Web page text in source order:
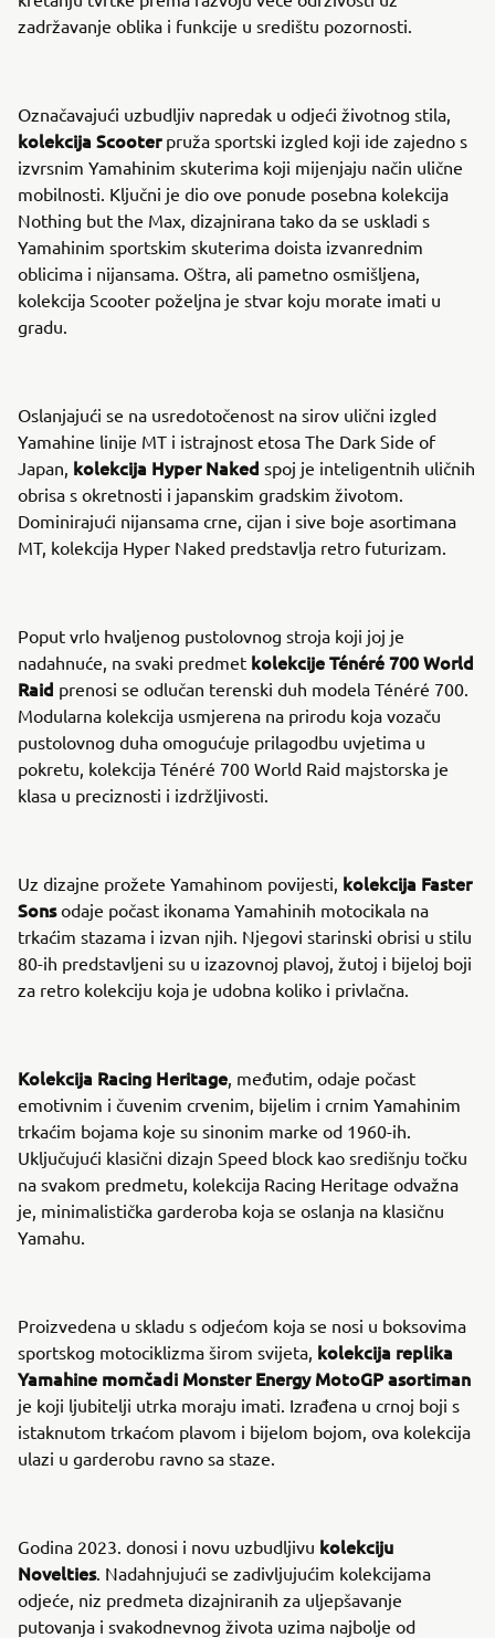
zadržavanje oblika i funkcije u središtu pozornosti.
Označavajući uzbudljiv napredak u odjeći životnog stila,
kolekcija Scooterpruža sportski izgled koji ide zajedno s
izvrsnim Yamahinim skuterima koji mijenjaju način ulične
mobilnosti. Ključni je dio ove ponude posebna kolekcija
Nothing but the Max, dizajnirana tako da se uskladi s
Yamahinim sportskim skuterima doista izvanrednim
oblicima i nijansama. Oštra, ali pametno osmišljena,
kolekcija Scooter poželjna je stvar koju morate imati u
gradu.
Oslanjajući se na usredotočenost na sirov ulični izgled
Yamahine linije MT i istrajnost etosa The Dark Side of
Japan, kolekcija Hyper Naked spoj je inteligentnih uličnih
obrisa s okretnosti i japanskim gradskim životom.
Dominirajući nijansama crne, cijan i sive boje asortimana
MT, kolekcija Hyper Naked predstavlja retro futurizam.
Poput vrlo hvaljenog pustolovnog stroja koji joj je
nadahnuće, na svaki predmet kolekcije Ténéré 700 World
Raid prenosi se odlučan terenski duh modela Ténéré 700.
Modularna kolekcija usmjerena na prirodu koja vozaču
pustolovnog duha omogućuje prilagodbu uvjetima u
pokretu, kolekcija Ténéré 700 World Raid majstorska je
klasa u preciznosti i izdržljivosti.
Uz dizajne prožete Yamahinom povijesti, kolekcija Faster
Sonsodaje počast ikonama Yamahinih motocikala na
trkaćim stazama i izvan njih. Njegovi starinski obrisi u stilu
80-ih predstavljeni su u izazovnoj plavoj, žutoj i bijeloj boji
za retro kolekciju koja je udobna koliko i privlačna.
Kolekcija Racing Heritage , međutim, odaje počast
emotivnim i čuvenim crvenim, bijelim i crnim Yamahinim
trkaćim bojama koje su sinonim marke od 1960-ih.
Uključujući klasični dizajn Speed block kao središnju točku
na svakom predmetu, kolekcija Racing Heritage odvažna
je, minimalistička garderoba koja se oslanja na klasičnu
Yamahu.
Proizvedena u skladu s odjećom koja se nosi u boksovima
sportskog motociklizma širom svijeta, kolekcija replika
Yamahine momčadi Monster Energy MotoGP asortiman
je koji ljubitelji utrka moraju imati. Izrađena u crnoj boji s
istaknutom trkaćom plavom i bijelom bojom, ova kolekcija
ulazi u garderobu ravno sa staze.
Godina 2023. donosi i novu uzbudljivu kolekciju
Novelties. Nadahnjujući se zadivljujućim kolekcijama
odjeće, niz predmeta dizajniranih za uljepšavanje
putovanja i svakodnevnog života uzima najbolje od